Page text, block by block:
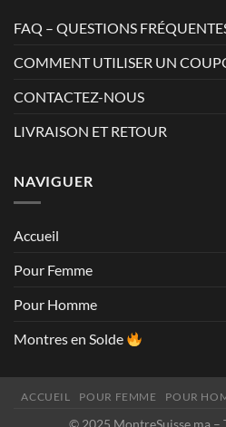
FAQ – QUESTIONS
COMMENT UTILISER UN
CONTACTEZ-NOUS
LIVRAISON ET RETOUR
NAVIGUER
Accueil
Pour Femme
Pour Homme
Montres en Solde
ACCUEIL POUR FEMME POUR